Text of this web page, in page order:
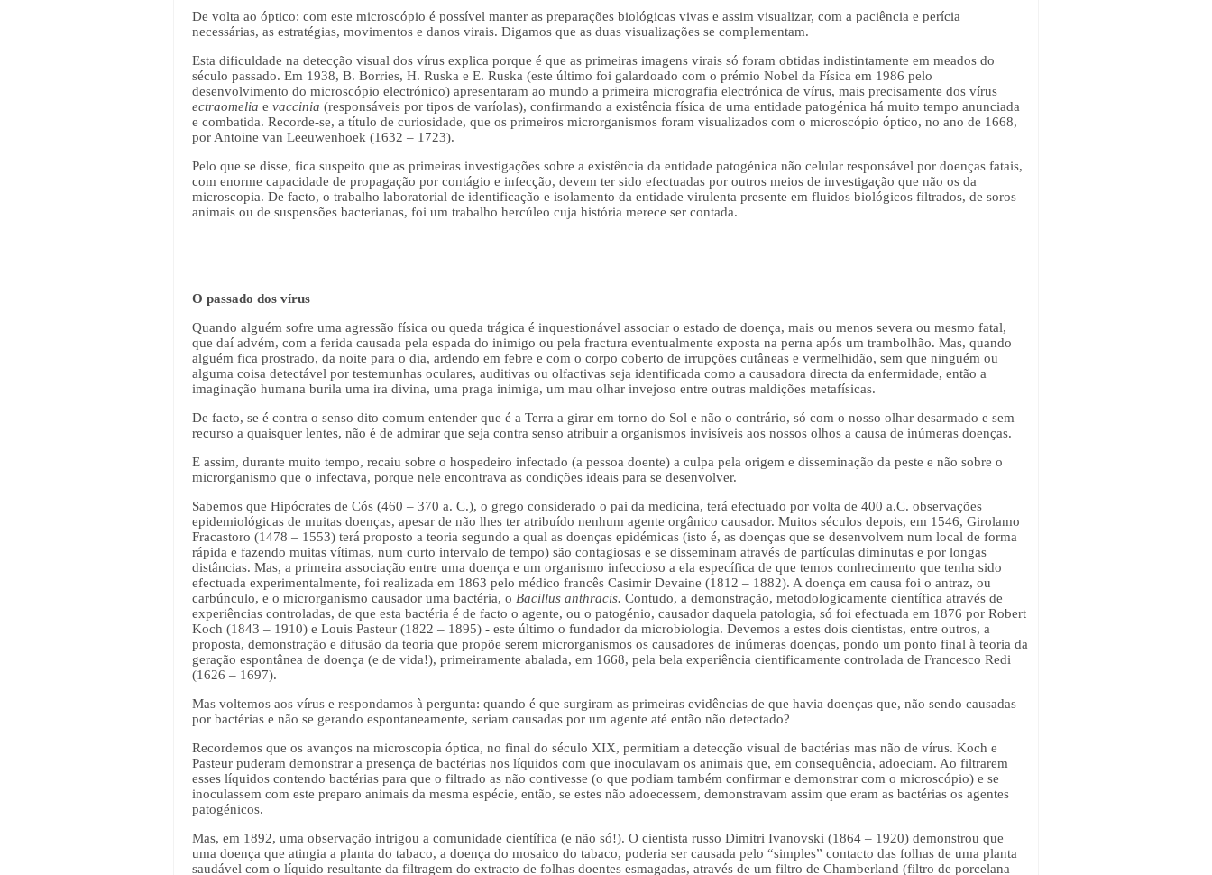
De volta ao óptico: com este microscópio é possível manter as preparações biológicas vivas e assim visualizar, com a paciência e perícia
necessárias, as estratégias, movimentos e danos virais. Digamos que as duas visualizações se complementam.
Esta dificuldade na detecção visual dos vírus explica porque é que as primeiras imagens virais só foram obtidas indistintamente em meados do
século passado. Em 1938, B. Borries, H. Ruska e E. Ruska (este último foi galardoado com o prémio Nobel da Física em 1986 pelo
desenvolvimento do microscópio electrónico) apresentaram ao mundo a primeira micrografia electrónica de vírus, mais precisamente dos vírus
ectraomelia e vaccinia (responsáveis por tipos de varíolas), confirmando a existência física de uma entidade patogénica há muito tempo anunciada
e combatida. Recorde-se, a título de curiosidade, que os primeiros microrganismos foram visualizados com o microscópio óptico, no ano de 1668,
por Antoine van Leeuwenhoek (1632 – 1723).
Pelo que se disse, fica suspeito que as primeiras investigações sobre a existência da entidade patogénica não celular responsável por doenças fatais,
com enorme capacidade de propagação por contágio e infecção, devem ter sido efectuadas por outros meios de investigação que não os da
microscopia. De facto, o trabalho laboratorial de identificação e isolamento da entidade virulenta presente em fluidos biológicos filtrados, de soros
animais ou de suspensões bacterianas, foi um trabalho hercúleo cuja história merece ser contada.
O passado dos vírus
Quando alguém sofre uma agressão física ou queda trágica é inquestionável associar o estado de doença, mais ou menos severa ou mesmo fatal,
que daí advém, com a ferida causada pela espada do inimigo ou pela fractura eventualmente exposta na perna após um trambolhão. Mas, quando
alguém fica prostrado, da noite para o dia, ardendo em febre e com o corpo coberto de irrupções cutâneas e vermelhidão, sem que ninguém ou
alguma coisa detectável por testemunhas oculares, auditivas ou olfactivas seja identificada como a causadora directa da enfermidade, então a
imaginação humana burila uma ira divina, uma praga inimiga, um mau olhar invejoso entre outras maldições metafísicas.
De facto, se é contra o senso dito comum entender que é a Terra a girar em torno do Sol e não o contrário, só com o nosso olhar desarmado e sem
recurso a quaisquer lentes, não é de admirar que seja contra senso atribuir a organismos invisíveis aos nossos olhos a causa de inúmeras doenças.
E assim, durante muito tempo, recaiu sobre o hospedeiro infectado (a pessoa doente) a culpa pela origem e disseminação da peste e não sobre o
microrganismo que o infectava, porque nele encontrava as condições ideais para se desenvolver.
Sabemos que Hipócrates de Cós (460 – 370 a. C.), o grego considerado o pai da medicina, terá efectuado por volta de 400 a.C. observações
epidemiológicas de muitas doenças, apesar de não lhes ter atribuído nenhum agente orgânico causador. Muitos séculos depois, em 1546, Girolamo
Fracastoro (1478 – 1553) terá proposto a teoria segundo a qual as doenças epidémicas (isto é, as doenças que se desenvolvem num local de forma
rápida e fazendo muitas vítimas, num curto intervalo de tempo) são contagiosas e se disseminam através de partículas diminutas e por longas
distâncias. Mas, a primeira associação entre uma doença e um organismo infeccioso a ela específica de que temos conhecimento que tenha sido
efectuada experimentalmente, foi realizada em 1863 pelo médico francês Casimir Devaine (1812 – 1882). A doença em causa foi o antraz, ou
carbúnculo, e o microrganismo causador uma bactéria, o Bacillus anthracis. Contudo, a demonstração, metodologicamente científica através de
experiências controladas, de que esta bactéria é de facto o agente, ou o patogénio, causador daquela patologia, só foi efectuada em 1876 por Robert
Koch (1843 – 1910) e Louis Pasteur (1822 – 1895) - este último o fundador da microbiologia. Devemos a estes dois cientistas, entre outros, a
proposta, demonstração e difusão da teoria que propõe serem microrganismos os causadores de inúmeras doenças, pondo um ponto final à teoria da
geração espontânea de doença (e de vida!), primeiramente abalada, em 1668, pela bela experiência cientificamente controlada de Francesco Redi
(1626 – 1697).
Mas voltemos aos vírus e respondamos à pergunta: quando é que surgiram as primeiras evidências de que havia doenças que, não sendo causadas
por bactérias e não se gerando espontaneamente, seriam causadas por um agente até então não detectado?
Recordemos que os avanços na microscopia óptica, no final do século XIX, permitiam a detecção visual de bactérias mas não de vírus. Koch e
Pasteur puderam demonstrar a presença de bactérias nos líquidos com que inoculavam os animais que, em consequência, adoeciam. Ao filtrarem
esses líquidos contendo bactérias para que o filtrado as não contivesse (o que podiam também confirmar e demonstrar com o microscópio) e se
inoculassem com este preparo animais da mesma espécie, então, se estes não adoecessem, demonstravam assim que eram as bactérias os agentes
patogénicos.
Mas, em 1892, uma observação intrigou a comunidade científica (e não só!). O cientista russo Dimitri Ivanovski (1864 – 1920) demonstrou que
uma doença que atingia a planta do tabaco, a doença do mosaico do tabaco, poderia ser causada pelo “simples” contacto das folhas de uma planta
saudável com o líquido resultante da filtragem do extracto de folhas doentes esmagadas, através de um filtro de Chamberland (filtro de porcelana